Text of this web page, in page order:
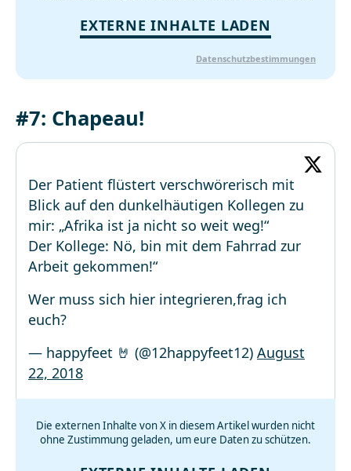
EXTERNE INHALTE LADEN
Datenschutzbestimmungen
#7: Chapeau!
Der Patient flüstert verschwörerisch mit
Blick auf den dunkelhäutigen Kollegen zu
mir: „Afrika ist ja nicht so weit weg!“
Der Kollege: Nö, bin mit dem Fahrrad zur
Arbeit gekommen!“
Wer muss sich hier integrieren,frag ich
euch?
— happyfeet 🤘 (@12happyfeet12) August
22, 2018
Die externen Inhalte von X in diesem Artikel wurden nicht
ohne Zustimmung geladen, um eure Daten zu schützen.